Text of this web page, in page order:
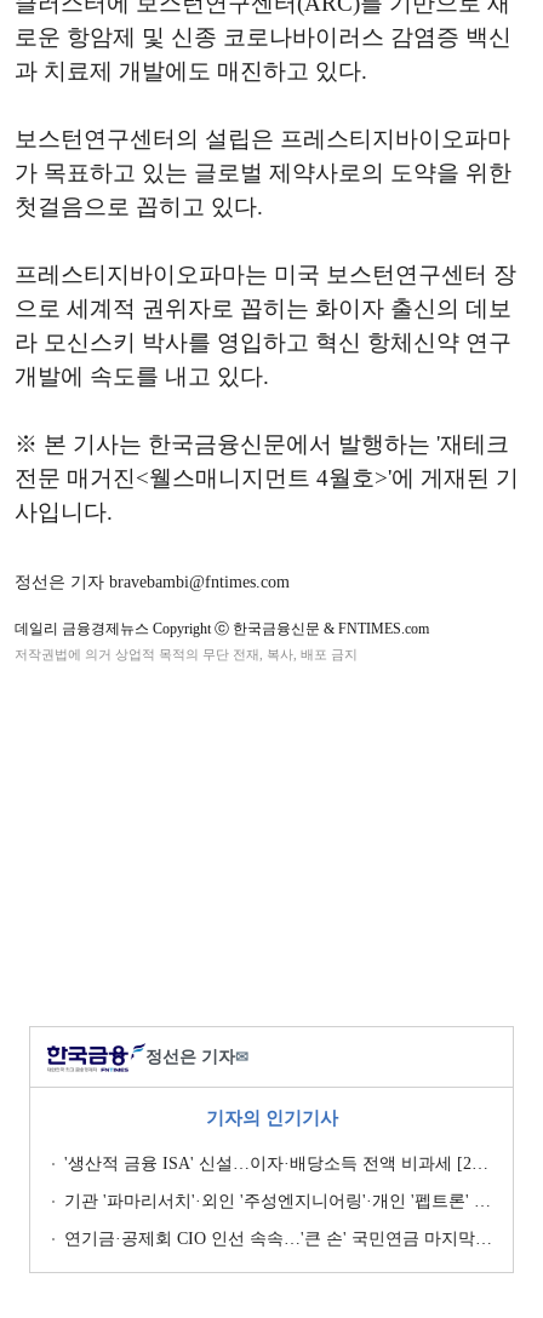
로운 항암제 및 신종 코로나바이러스 감염증 백신
과 치료제 개발에도 매진하고 있다.
보스턴연구센터의 설립은 프레스티지바이오파마
가 목표하고 있는 글로벌 제약사로의 도약을 위한
첫걸음으로 꼽히고 있다.
프레스티지바이오파마는 미국 보스턴연구센터 장
으로 세계적 권위자로 꼽히는 화이자 출신의 데보
라 모신스키 박사를 영입하고 혁신 항체신약 연구
개발에 속도를 내고 있다.
※ 본 기사는 한국금융신문에서 발행하는 '재테크
전문 매거진<웰스매니지먼트 4월호>'에 게재된 기
사입니다.
정선은 기자 bravebambi@fntimes.com
데일리 금융경제뉴스 Copyright ⓒ 한국금융신문 & FNTIMES.com
저작권법에 의거 상업적 목적의 무단 전재, 복사, 배포 금지
정선은 기자✉
기자의 인기기사
'생산적 금융 ISA' 신설…이자·배당소득 전액 비과세 [2026 세제개편안]
기관 '파마리서치'·외인 '주성엔지니어링'·개인 '펩트론' 1위 [주간 코스닥 순매수- 2026년 7월27일~7월31일]
연기금·공제회 CIO 인선 속속…'큰 손' 국민연금 마지막 타자